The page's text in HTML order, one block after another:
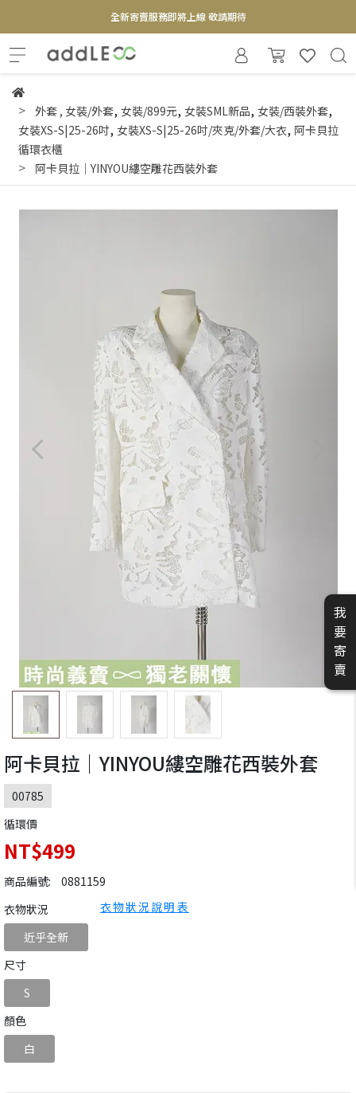
全新寄賣服務即將上線 敬請期待
【實體概念店】6+plaza 2F
外套 , 女裝/外套, 女裝/899元, 女裝SML新品, 女裝/西裝外套,
女裝XS-S|25-26吋, 女裝XS-S|25-26吋/夾克/外套/大衣, 阿卡貝拉
循環衣櫃
阿卡貝拉｜YINYOU縷空雕花西裝外套
阿卡貝拉｜YINYOU縷空雕花西裝外套
00785
循環價
NT$499
商品編號:
0881159
衣物狀況
近乎全新
尺寸
S
顏色
白
衣物狀況說明表
我
要
寄
賣